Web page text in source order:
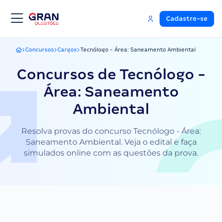
Cadastre-se
Gran Questões
Concursos Cargos Tecnólogo - Área: Saneamento Ambiental
Concursos de Tecnólogo -
Área: Saneamento
Ambiental
Resolva provas do concurso Tecnólogo - Área:
Saneamento Ambiental. Veja o edital e faça
simulados online com as questões da prova.